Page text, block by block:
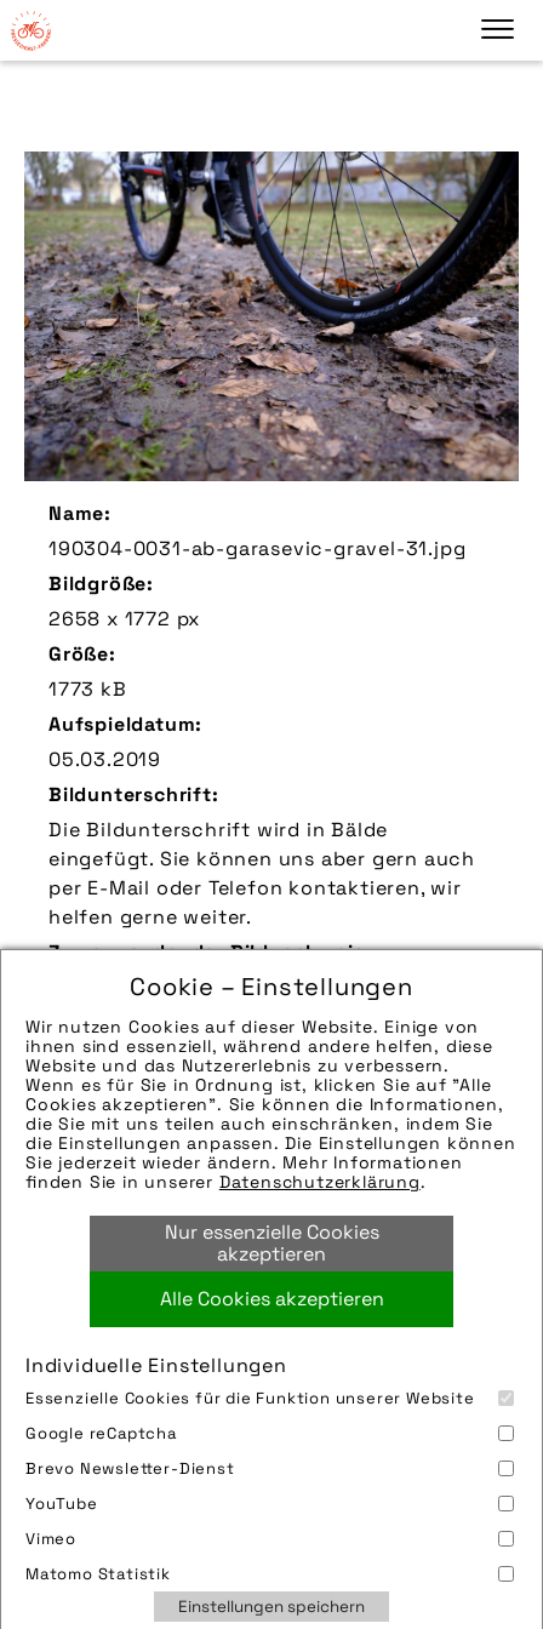
Cookie – Einstellungen
Wir nutzen Cookies auf dieser Website. Einige von
ihnen sind essenziell, während andere helfen, diese
Website und das Nutzererlebnis zu verbessern.
Wenn es für Sie in Ordnung ist, klicken Sie auf "Alle
Cookies akzeptieren". Sie können die Informationen,
die Sie mit uns teilen auch einschränken, indem Sie
die Einstellungen anpassen. Die Einstellungen können
Sie jederzeit wieder ändern. Mehr Informationen
finden Sie in unserer Datenschutzerklärung.
Nur essenzielle Cookies
akzeptieren
Alle Cookies akzeptieren
Individuelle Einstellungen
Essenzielle Cookies für die Funktion unserer Website
Google reCaptcha
Brevo Newsletter-Dienst
YouTube
Vimeo
Matomo Statistik
Einstellungen speichern
Name:
190304-0031-ab-garasevic-gravel-31.jpg
Bildgröße:
2658 x 1772 px
Größe:
1773 kB
Aufspieldatum:
05.03.2019
Bildunterschrift:
Die Bildunterschrift wird in Bälde
eingefügt. Sie können uns aber gern auch
per E-Mail oder Telefon kontaktieren, wir
helfen gerne weiter.
Zu verwendender Bildnachweis:
Quelle/Source [´www.pd-f.de / Arne
Bischoff´]
Technik-Info:
Die technischen Details werden in Bälde
eingefügt. Sie können uns aber gern auch
per E-Mail oder Telefon kontaktieren, wir
helfen gerne weiter.
urban
Bild downloaden
Nutzungsbedingungen
Datenschutz
Cookies